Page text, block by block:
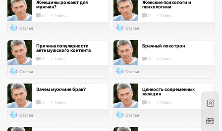
Женщины рожают для
мужчин?
0 < 1 мин.
Статья
Женские психологи и
психологини
0 < 1 мин.
Статья
Причина популярности
антимужского контента
0 < 1 мин.
Статья
Брачный лохотрон
0 < 1 мин.
Статья
Зачем мужчине брак?
0 < 1 мин.
Статья
Ценность современных
женщин
0 < 1 мин.
Статья